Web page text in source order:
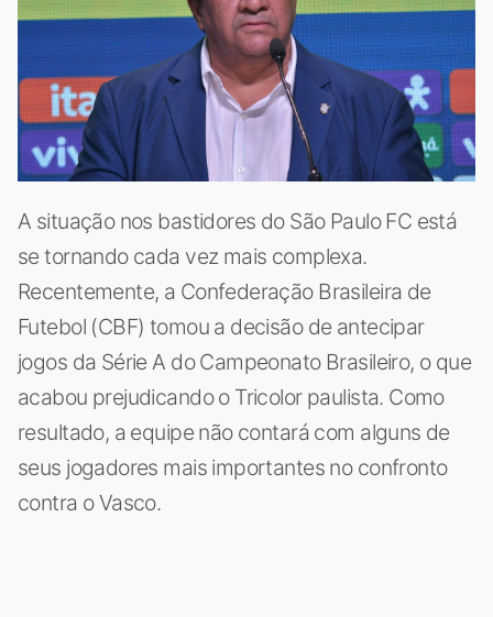
A situação nos bastidores do São Paulo FC está
se tornando cada vez mais complexa.
Recentemente, a Confederação Brasileira de
Futebol (CBF) tomou a decisão de antecipar
jogos da Série A do Campeonato Brasileiro, o que
acabou prejudicando o Tricolor paulista. Como
resultado, a equipe não contará com alguns de
seus jogadores mais importantes no confronto
contra o Vasco.